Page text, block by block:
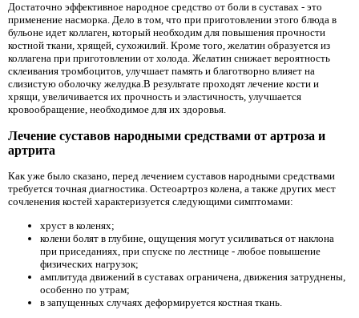
Достаточно эффективное народное средство от боли в суставах - это
применение насморка. Дело в том, что при приготовлении этого блюда в
бульоне идет коллаген, который необходим для повышения прочности
костной ткани, хрящей, сухожилий. Кроме того, желатин образуется из
коллагена при приготовлении от холода. Желатин снижает вероятность
склеивания тромбоцитов, улучшает память и благотворно влияет на
слизистую оболочку желудка.В результате проходят лечение кости и
хрящи, увеличивается их прочность и эластичность, улучшается
кровообращение, необходимое для их здоровья.
Лечение суставов народными средствами от артроза и
артрита
Как уже было сказано, перед лечением суставов народными средствами
требуется точная диагностика. Остеоартроз колена, а также других мест
сочленения костей характеризуется следующими симптомами:
хруст в коленях;
колени болят в глубине, ощущения могут усиливаться от наклона
при приседаниях, при спуске по лестнице - любое повышение
физических нагрузок;
амплитуда движений в суставах ограничена, движения затруднены,
особенно по утрам;
в запущенных случаях деформируется костная ткань.